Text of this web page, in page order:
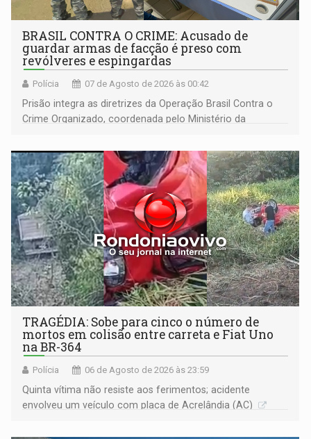
BRASIL CONTRA O CRIME: Acusado de
guardar armas de facção é preso com
revólveres e espingardas
Polícia 07 de Agosto de 2026 às 00:42
Prisão integra as diretrizes da Operação Brasil Contra o
Crime Organizado, coordenada pelo Ministério da
TRAGÉDIA: Sobe para cinco o número de
mortos em colisão entre carreta e Fiat Uno
na BR-364
Polícia 06 de Agosto de 2026 às 23:59
Quinta vítima não resiste aos ferimentos; acidente
envolveu um veículo com placa de Acrelândia (AC)